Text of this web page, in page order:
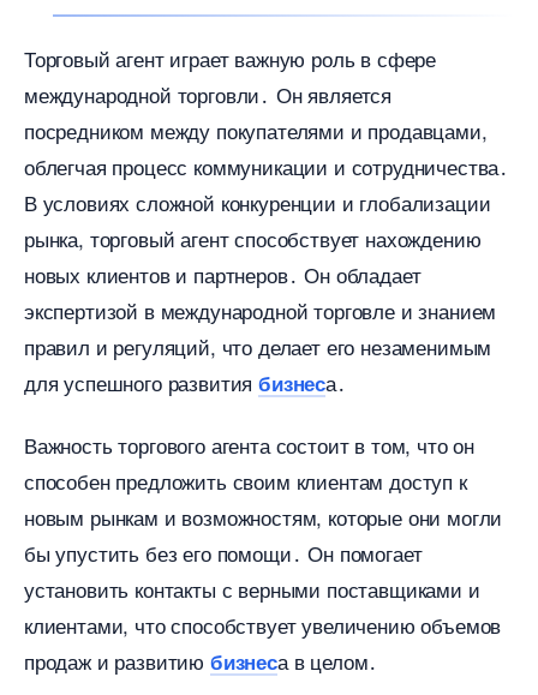
Торговый агент играет важную роль в сфере
международной торговли․ Он является
посредником между покупателями и продавцами,
облегчая процесс коммуникации и сотрудничества․
условиях сложной конкуренции и глобализации
рынка, торговый агент способствует нахождению
новых клиентов и партнеров․ Он обладает
экспертизой в международной торговле и знанием
правил и регуляций, что делает его незаменимым
для успешного развитияизнеса․
ажность торгового агента состоит в том, что он
способен предложить своим клиентам доступ к
новым рынкам и возможностям, которые они могли
ы упустить без его помощи․ Он помогает
установить контакты с верными поставщиками и
клиентами, что способствует увеличению объемо
продаж и развитию изнеса в целом․